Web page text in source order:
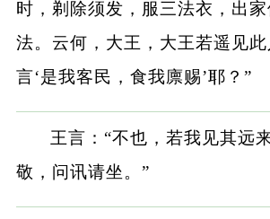
时，剃除须发，服三法衣，出
法。云何，大王，大王若遥见
言‘是我客民，食我廪赐’耶？”
王言：“不也，若我见其远
敬，问讯请坐。”